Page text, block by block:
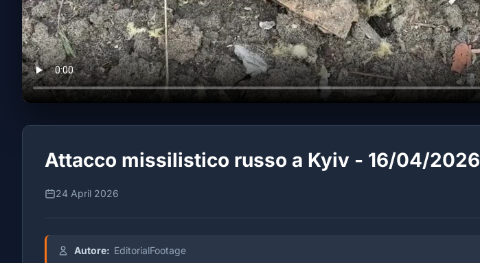
Attacco missilistico russo a Kyiv - 16/04/2026
24 April 2026
Autore: EditorialFootage